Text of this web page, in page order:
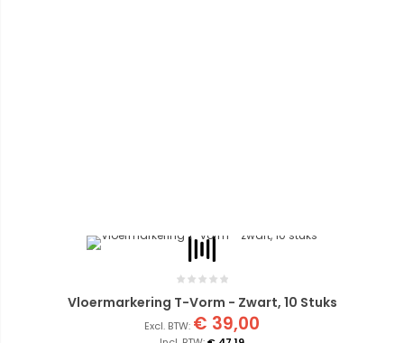
Vloermarkering T-Vorm - Zwart, 10 Stuks
€ 39,00